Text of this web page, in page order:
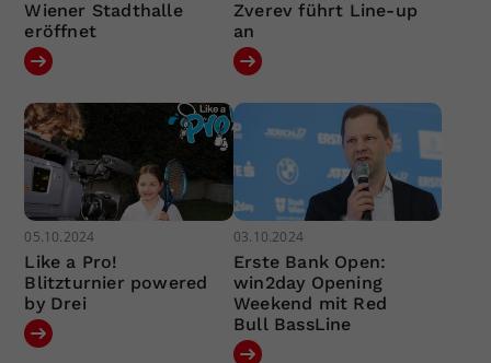
Wiener Stadthalle
eröffnet
Zverev führt Line-up
an
05.10.2024
Like a Pro!
Blitzturnier powered
by Drei
03.10.2024
Erste Bank Open:
win2day Opening
Weekend mit Red
Bull BassLine